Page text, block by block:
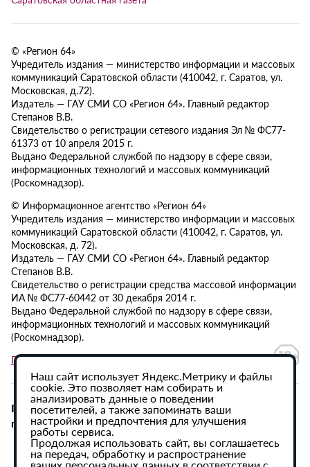
© «Регион 64»
Учредитель издания — министерство информации и массовых
коммуникаций Саратовской области (410042, г. Саратов, ул.
Московская, д.72).
Издатель — ГАУ СМИ СО «Регион 64». Главный редактор
Степанов В.В.
Свидетельство о регистрации сетевого издания Эл № ФС77-
61373 от 10 апреля 2015 г.
Выдано Федеральной службой по надзору в сфере связи,
информационных технологий и массовых коммуникаций
(Роскомнадзор).
© Информационное агентство «Регион 64»
Учредитель издания — министерство информации и массовых
коммуникаций Саратовской области (410042, г. Саратов, ул.
Московская, д. 72).
Издатель — ГАУ СМИ СО «Регион 64». Главный редактор
Степанов В.В.
Свидетельство о регистрации средства массовой информации
ИА № ФС77-60442 от 30 декабря 2014 г.
Выдано Федеральной службой по надзору в сфере связи,
информационных технологий и массовых коммуникаций
(Роскомнадзор).
Политика в отношении обработки персональных данных
При использовании материалов сайта активная
гиперссылка на ИА «Регион 64» обязательна.
Наш сайт использует Яндекс.Метрику и файлы
cookie. Это позволяет нам собирать и
анализировать данные о поведении
посетителей, а также запоминать ваши
настройки и предпочтения для улучшения
работы сервиса.
Продолжая использовать сайт, вы соглашаетесь
на передач, обработку и распространение